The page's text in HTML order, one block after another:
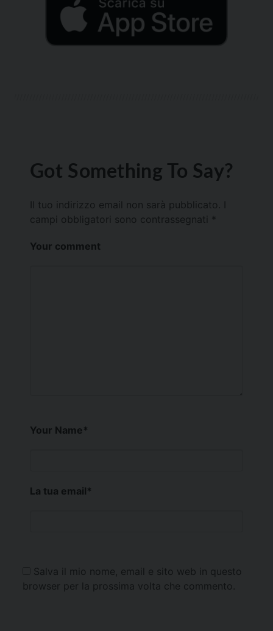
Got Something To Say?
Il tuo indirizzo email non sarà pubblicato.
campi obbligatori sono contrassegnati *
Your comment
Your Name*
La tua email*
Salva il mio nome, email e sito web in questo
browser per la prossima volta che commento.